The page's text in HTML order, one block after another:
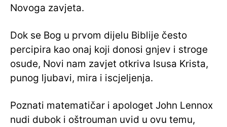
Novoga zavjeta.
Dok se Bog u prvom dijelu Biblije često
percipira kao onaj koji donosi gnjev i stroge
osude, Novi nam zavjet otkriva Isusa Krista,
punog ljubavi, mira i iscjeljenja.
Poznati matematičar i apologet John Lennox
nudi dubok i oštrouman uvid u ovu temu,